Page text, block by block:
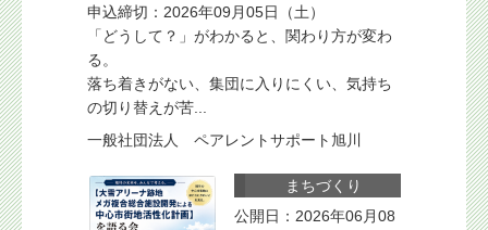
申込締切：2026年09月05日（土）
「どうして？」がわかると、関わり方が変わ
る。
落ち着きがない、集団に入りにくい、気持ち
の切り替えが苦...
一般社団法人 ペアレントサポート旭川
まちづくり
公開日：2026年06月08